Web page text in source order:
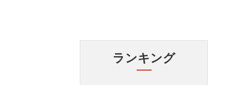
ランキング